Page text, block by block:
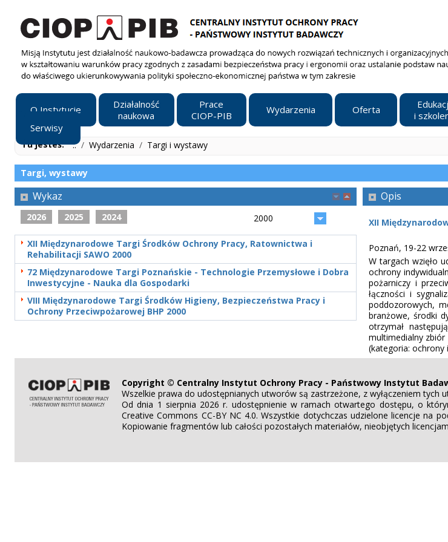
O Instytucie
Działalność
naukowa
Prace
CIOP-PIB
Wydarzenia Oferta
i
Serwisy
Tu jesteś: ../ Wydarzenia / Targi i wystawy
Targi, wystawy
Wykaz
2026 2025 2024 2000
XII Międzynarodowe Targi Środków Ochrony Pracy, Ratownictwa i
Rehabilitacji SAWO 2000
72 Międzynarodowe Targi Poznańskie - Technologie Przemysłowe i Dobra
Inwestycyjne - Nauka dla Gospodarki
VIII Międzynarodowe Targi Środków Higieny, Bezpieczeństwa Pracy i
Ochrony Przeciwpożarowej BHP 2000
Opis
XII
Poznań, 19-22
W targach wzięło
ochrony
pożarniczy i
łączności i
poddozorowych,
branżowe, środki
otrzymał
multimedialny zbiór
(kategoria: ochrony
Copyright © Centralny Instytut Ochrony Pracy - Państwowy Instytut
Wszelkie prawa do udostępnianych utworów są zastrzeżone, z wyłączeniem
Od dnia 1 sierpnia 2026 r. udostępnienie w ramach otwartego dostępu, o
Creative Commons CC-BY NC 4.0. Wszystkie dotychczas udzielone licencje na
Kopiowanie fragmentów lub całości pozostałych materiałów, nieobjętych